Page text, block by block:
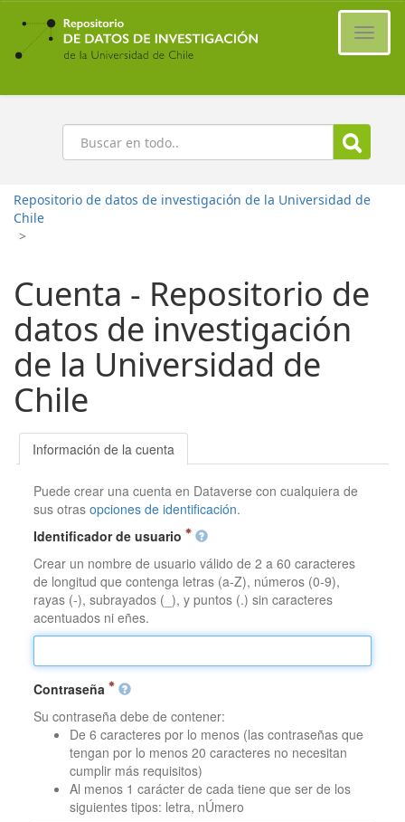
Ir
contenido
principal
Buscar
Repositorio de datos de investigación de la Universidad de
Chile
>
Cuenta - Repositorio de
datos de investigación
de la Universidad de
Chile
Información de la cuenta
Puede crear una cuenta en Dataverse con cualquiera de
sus otrasopciones de identificación.
Identificador de usuario
Crear un nombre de usuario válido de 2 a 60 caracteres
de longitud que contenga letras (a-Z), números (0-9),
rayas (-), subrayados (_), y puntos (.) sin caracteres
acentuados ni eñes.
Contraseña
Su contraseña debe de contener:
De 6 caracteres por lo menos (las contraseñas que
tengan por lo menos 20 caracteres no necesitan
cumplir más requisitos)
Al menos 1 carácter de cada tiene que ser de los
siguientes tipos: letra, nÚmero